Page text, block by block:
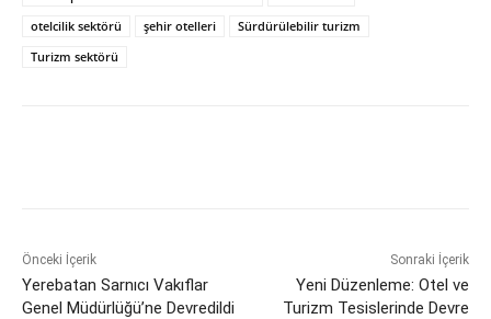
otelcilik sektörü
şehir otelleri
Sürdürülebilir turizm
Turizm sektörü
Önceki İçerik
Yerebatan Sarnıcı Vakıflar
Genel Müdürlüğü’ne Devredildi
Sonraki İçerik
Yeni Düzenleme: Otel ve
Turizm Tesislerinde Devre